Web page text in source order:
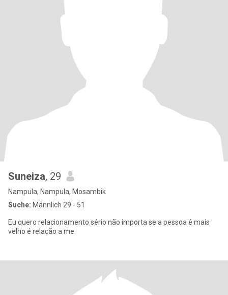
Suneiza, 29
Nampula, Nampula, Mosambik
Suche: Männlich 29 - 51
Eu quero relacionamento sério não importa se a pessoa é mais
velho é relação a me.